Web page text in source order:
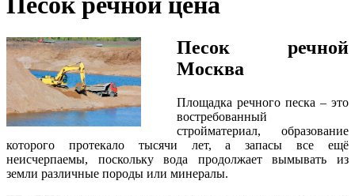
Песок речной
Москва
Площадка речного песка – это
востребованный
стройматериал, образование
которого протекало тысячи лет, а запасы все ещё
неисчерпаемы, поскольку вода продолжает вымывать из
земли различные породы или минералы.